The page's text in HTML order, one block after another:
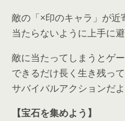
敵の「×印のキャラ」が近
当たらないように上手に避
敵に当たってしまうとゲー
できるだけ長く生き残って
サバイバルアクションだよ
【宝石を集めよう】